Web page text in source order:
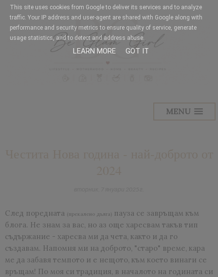
MENU
След поредната (прекалено дълга) пауза се завръщам към
блога. Не знам за вас, но аз още харесвам такъв тип
съдържание - харесва ми да чета, както и да го
създавам. Напомня ми на доброто, "старо" време, кара
ме да забавя темпото и е нещото, към което винаги се
връщам! По моя си традиция, в началото на годината си
This site uses cookies from Google to deliver its services and to analyze
traffic. Your IP address and user-agent are shared with Google along with
performance and security metrics to ensure quality of service, generate
usage statistics, and to detect and address abuse.
LEARN MORE GOT IT